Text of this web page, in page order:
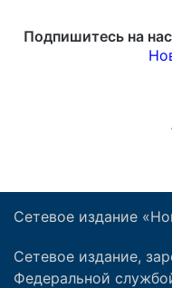
Сетевое издание
Сетевое издание,
Федеральной